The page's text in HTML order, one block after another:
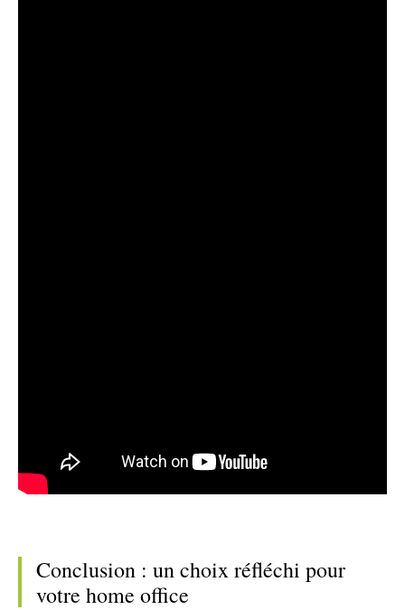
Conclusion : un choix réfléchi pour
votre home office